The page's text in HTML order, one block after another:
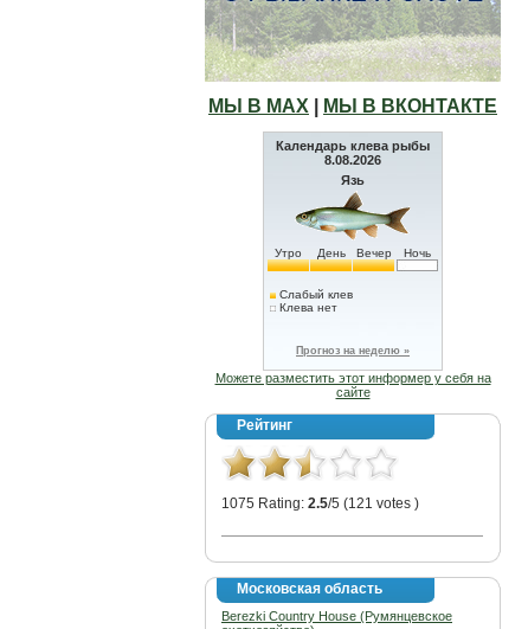
МЫ В МАХ МЫ В ВКОНТАКТЕ
Календарь клева рыбы
8.08.2026
Язь
Утро День Вечер Ночь
Слабый клев
Клева нет
Прогноз на неделю »
Можете разместить этот информер у себя на
сайте
Рейтинг
1075 Rating: 2.5/5 (121 votes )
Московская область
Berezki Country House (Румянцевское